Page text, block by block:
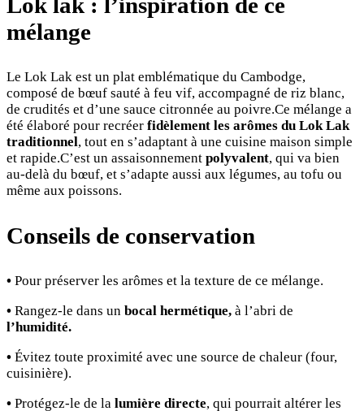
mélange
Le Lok Lak est un plat emblématique du Cambodge,
composé de bœuf sauté à feu vif, accompagné de riz blanc,
de crudités et d’une sauce citronnée au poivre.Ce mélange a
été élaboré pour recréer fidèlement les arômes du Lok Lak
traditionnel, tout en s’adaptant à une cuisine maison simple
et rapide.C’est un assaisonnement polyvalent, qui va bien
au-delà du bœuf, et s’adapte aussi aux légumes, au tofu ou
même aux poissons.
Conseils de conservation
• Pour préserver les arômes et la texture de ce mélange.
• Rangez-le dans un bocal hermétique, à l’abri de
l’humidité.
• Évitez toute proximité avec une source de chaleur (four,
cuisinière).
• Protégez-le de la lumière directe, qui pourrait altérer les